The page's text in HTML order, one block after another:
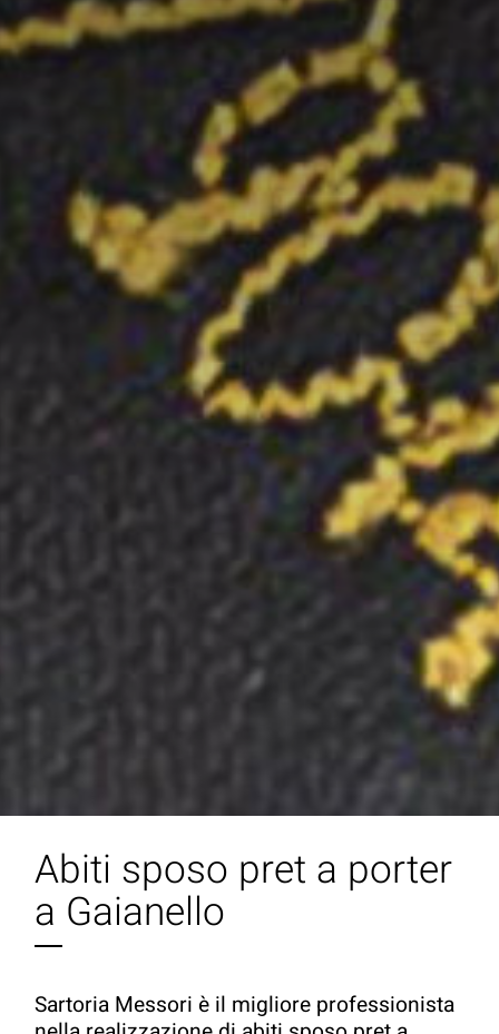
Abiti sposo pret a porter
a Gaianello
Sartoria Messori è il migliore professionista